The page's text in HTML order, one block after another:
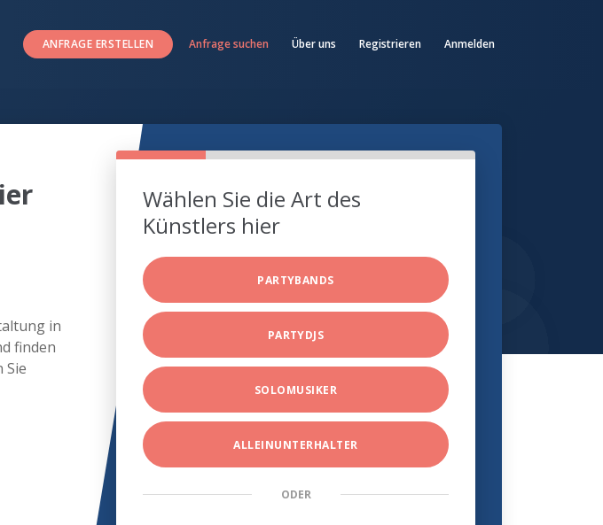
ANFRAGE ERSTELLEN Anfrage suchen Über uns Registrieren Anmelden
in
finden
Sie
Wählen Sie die Art des
Künstlers hier
PARTYBANDS
PARTYDJS
SOLOMUSIKER
ALLEINUNTERHALTER
ODER